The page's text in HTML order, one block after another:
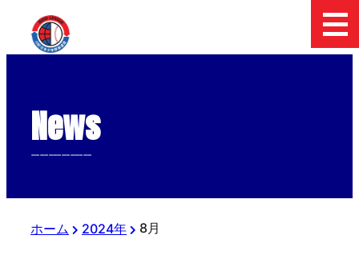
News
--------------
ホーム 2024年 8月